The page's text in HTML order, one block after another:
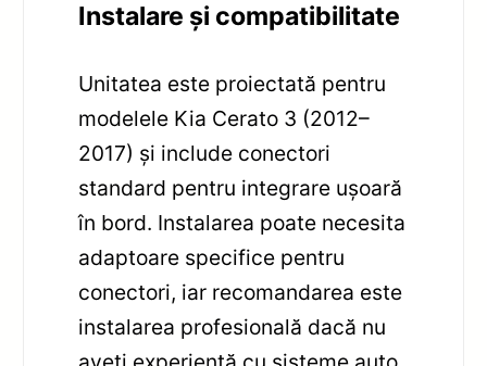
Instalare și compatibilitate
Unitatea este proiectată pentru
modelele Kia Cerato 3 (2012–
2017) și include conectori
standard pentru integrare ușoară
în bord. Instalarea poate necesita
adaptoare specifice pentru
conectori, iar recomandarea este
instalarea profesională dacă nu